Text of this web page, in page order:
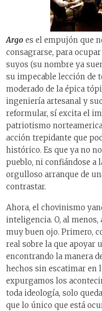
Argo es el empujón que
consagrarse, para
suyos (su nombre ya
su impecable lección de
moderado de la épica
ingeniería artesanal y
reformular, sí excita el
patriotismo
acción trepidante que
histórico. Es que ya no
pueblo, ni confiándose a
orgulloso arranque de
contrastar.
Ahora, el chovinismo
inteligencia. O, al
muy buen ojo. Primero,
real sobre la que apoyar
encontrando la manera
hechos sin escatimar
expurgamos los
toda ideología, solo
que lo único que está